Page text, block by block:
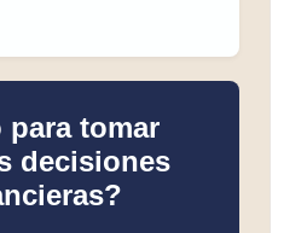
tomar
decisiones